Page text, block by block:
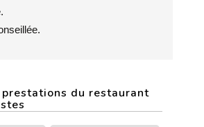
du restaurant